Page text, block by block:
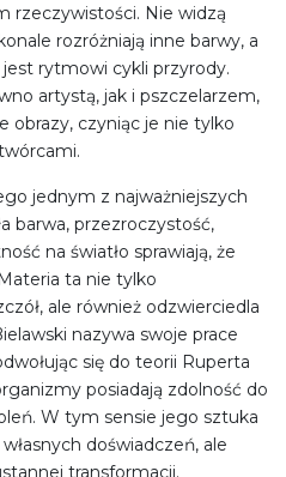
rzeczywistości. Nie widzą
rozróżniają inne barwy, a
rytmowi cykli przyrody.
artystą, jak i pszczelarzem,
obrazy, czyniąc je nie tylko
jednym z najważniejszych
barwa, przezroczystość,
na światło sprawiają, że
ta nie tylko
ale również odzwierciedla
nazywa swoje prace
się do teorii Ruperta
posiadają zdolność do
W tym sensie jego sztuka
doświadczeń, ale
transformacji.